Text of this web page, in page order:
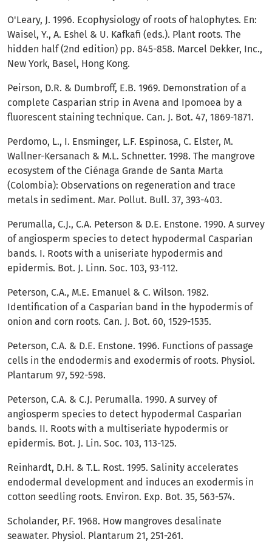
O'Leary, J. 1996. Ecophysiology of roots of halophytes. En:
Waisel, Y., A. Eshel & U. Kafkafi (eds.). Plant roots. The
hidden half (2nd edition) pp. 845-858. Marcel Dekker, Inc.,
New York, Basel, Hong Kong.
Peirson, D.R. & Dumbroff, E.B. 1969. Demonstration of a
complete Casparian strip in Avena and Ipomoea by a
fluorescent staining technique. Can. J. Bot. 47, 1869-1871.
Perdomo, L., I. Ensminger, L.F. Espinosa, C. Elster, M.
Wallner-Kersanach & M.L. Schnetter. 1998. The mangrove
ecosystem of the Ciénaga Grande de Santa Marta
(Colombia): Observations on regeneration and trace
metals in sediment. Mar. Pollut. Bull. 37, 393-403.
Perumalla, C.J., C.A. Peterson & D.E. Enstone. 1990. A survey
of angiosperm species to detect hypodermal Casparian
bands. I. Roots with a uniseriate hypodermis and
epidermis. Bot. J. Linn. Soc. 103, 93-112.
Peterson, C.A., M.E. Emanuel & C. Wilson. 1982.
Identification of a Casparian band in the hypodermis of
onion and corn roots. Can. J. Bot. 60, 1529-1535.
Peterson, C.A. & D.E. Enstone. 1996. Functions of passage
cells in the endodermis and exodermis of roots. Physiol.
Plantarum 97, 592-598.
Peterson, C.A. & C.J. Perumalla. 1990. A survey of
angiosperm species to detect hypodermal Casparian
bands. II. Roots with a multiseriate hypodermis or
epidermis. Bot. J. Lin. Soc. 103, 113-125.
Reinhardt, D.H. & T.L. Rost. 1995. Salinity accelerates
endodermal development and induces an exodermis in
cotton seedling roots. Environ. Exp. Bot. 35, 563-574.
Scholander, P.F. 1968. How mangroves desalinate
seawater. Physiol. Plantarum 21, 251-261.